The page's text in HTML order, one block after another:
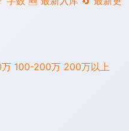
100-200万 200万以上